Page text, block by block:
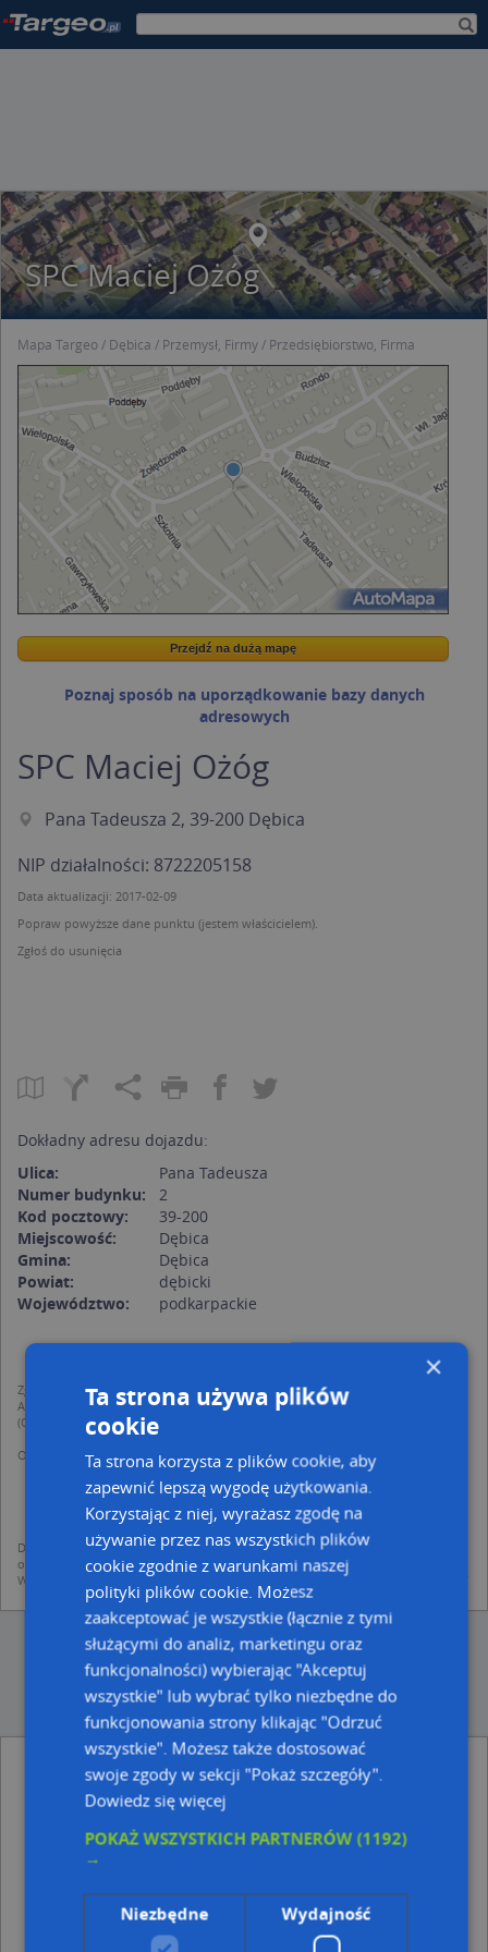
SPC Maciej Ożóg
Mapa Targeo Dębica Przemysł, Firmy Przedsiębiorstwo, Firma
Wstaw tę mapkę na swoją stronę
Przejdź na dużą mapę
Przejdź na dużą mapę
Poznaj sposób na uporządkowanie bazy danych
adresowych
SPC Maciej Ożóg
Pana Tadeusza 2, 39-200 Dębica
NIP działalności: 8722205158
Data aktualizacji: 2017-02-09
Popraw powyższe dane punktu (jestem właścicielem).
Zgłoś do usunięcia
Dokładny adresu dojazdu:
Ulica:
Pana Tadeusza
Numer budynku:
2
Kod pocztowy:
39-200
Miejscowość:
Dębica
Gmina:
Dębica
Powiat:
dębicki
Województwo:
podkarpackie
Zgodnie z Rozporządzeniem PE i Rady (UE) o Ochronie Danych Osobowych
Administratorem (RODO), administratorem danych jest AutoMapa sp. z o.o.
(Operator) z siedzibą w Warszawie przy ulicy Domaniewskiej 37.
Operator przetwarza dane osobowe w celu:
dodania ich do bazy Targeo oraz publikacji w wyszukiwarce firm i na
mapach (art. 6 ust. 1 lit. f RODO)
udostępniania danych o firmach partnerom biznesowym operatora (art.
6 ust. 1 lit. f RODO)
Dane pochodzą z publicznych baz CEIDG, GUS, REGON, z firmowych stron www
oraz od podmiotów zewnętrznych.
Więcej informacji dot. RODO:
http://regulamin.automapa.pl/odo_przetwarzanie/
SPC Maciej Ożóg - inne Przemysł, Firmy w
pobliżu
ul. Sienkiewicza 6C, 39-200 Dębica
Gpoint Studio Anna Bizoń, ul. Kochanowskiego 3, 39-
Firma Usługowo-Handlowa Smar Ryszard Kądzielawa,
Szaley Groele 4, 39-200 Dębica
×
Ta strona używa plików
cookie
Ta strona korzysta z plików cookie, aby
zapewnić lepszą wygodę użytkowania.
Korzystając z niej, wyrażasz zgodę na
używanie przez nas wszystkich plików
cookie zgodnie z warunkami naszej
polityki plików cookie. Możesz
zaakceptować je wszystkie (łącznie z tymi
służącymi do analiz, marketingu oraz
funkcjonalności) wybierając "Akceptuj
wszystkie" lub wybrać tylko niezbędne do
funkcjonowania strony klikając "Odrzuć
wszystkie". Możesz także dostosować
swoje zgody w sekcji "Pokaż szczegóły".
Dowiedz się więcej
POKAŻ WSZYSTKICH PARTNERÓW(1192)
→
Niezbędne Wydajność